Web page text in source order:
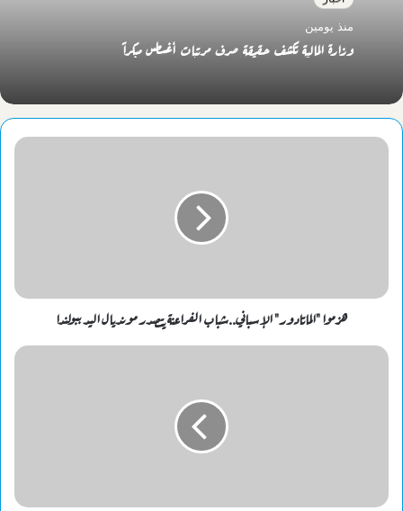
منذ يومين
وزارة المالية تكشف حقيقة صرف مرتبات أغسطس مبكراً
هزموا "الماتادور" الإسباني..شباب الفراعنة يتصدر مونديال اليد ببولندا